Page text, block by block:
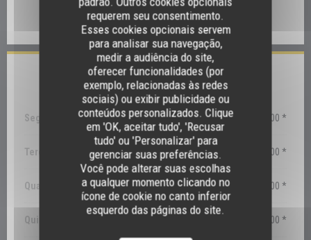
requerem seu consentimento.
Esses cookies opcionais servem
para analisar sua navegação,
medir a audiência do site,
oferecer funcionalidades (por
exemplo, relacionadas às redes
sociais) ou exibir publicidade ou
conteúdos personalizados. Clique
em 'OK, aceitar tudo', 'Recusar
tudo' ou 'Personalizar' para
gerenciar suas preferências.
Você pode alterar suas escolhas
a qualquer momento clicando no
ícone de cookie no canto inferior
esquerdo das páginas do site.
Métodos de pagamento
Eurocard/Mastercard, Visa, Cartão Azul
Horário de abertura
Segunda-feira 12:30 - 14:00 *
Terça-feira 12:30 - 14:00 *
Quarta-feira 12:30 - 14:00 *
Qui 12:30 - 14:00 *